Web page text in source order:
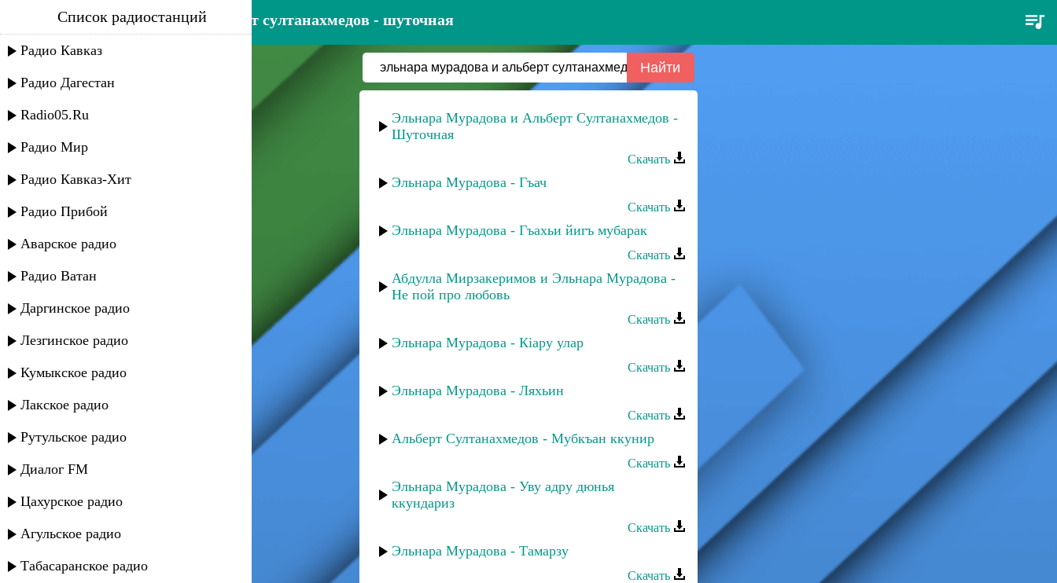
эльнара мурадова и альберт султанахмедов - шуточная
Список радиостанций
Радио Кавказ
Радио Дагестан
Radio05.Ru
Радио Мир
Радио Кавказ-Хит
Радио Прибой
Аварское радио
Радио Ватан
Даргинское радио
Лезгинское радио
Кумыкское радио
Лакское радио
Рутульское радио
Диалог FM
Цахурское радио
Агульское радио
Табасаранское радио
Эльнара Мурадова и Альберт Султанахмедов -
Шуточная
Скачать
Эльнара Мурадова - Гъач
Скачать
Эльнара Мурадова - Гъахьи йигъ мубарак
Скачать
Абдулла Мирзакеримов и Эльнара Мурадова -
Не пой про любовь
Скачать
Эльнара Мурадова - Кiару улар
Скачать
Эльнара Мурадова - Ляхьин
Скачать
Альберт Султанахмедов - Мубкъан ккунир
Скачать
Эльнара Мурадова - Уву адру дюнья
ккундариз
Скачать
Эльнара Мурадова - Тамарзу
Скачать